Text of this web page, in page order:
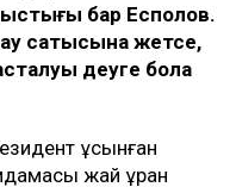
бар Есполов.
сатысына жетсе,
деуге бола
ұсынған
жай ұран